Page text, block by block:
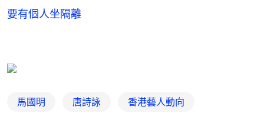
要有個人坐隔離
馬國明 唐詩詠 香港藝人動向